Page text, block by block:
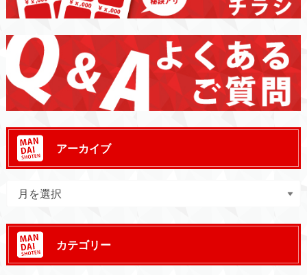
アーカイブ
カテゴリー